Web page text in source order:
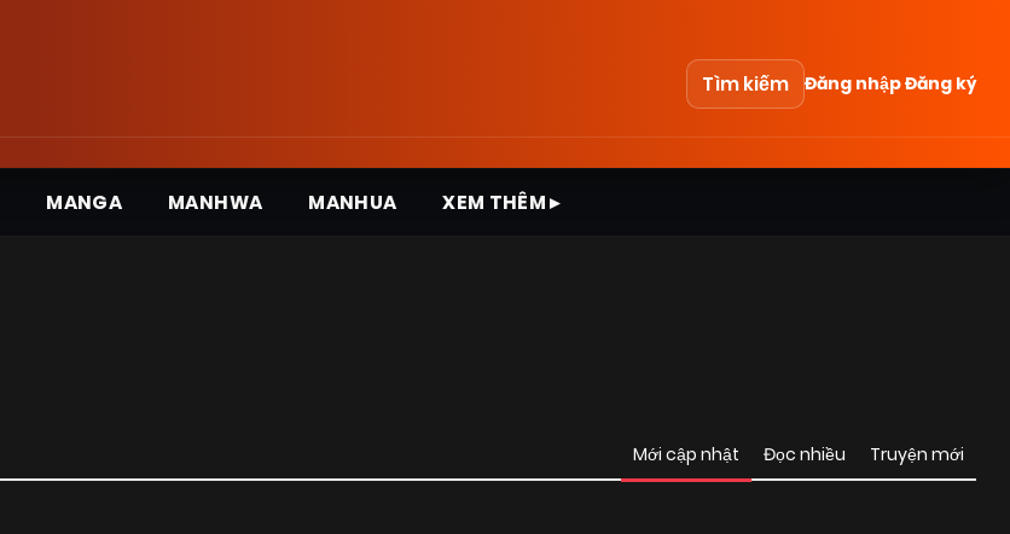
Tìm kiếm Đăng nhậpĐăng ký
MANGA MANHWA MANHUA XEM THÊM ▸
Mới cập nhật Đọc nhiều Truyện mới